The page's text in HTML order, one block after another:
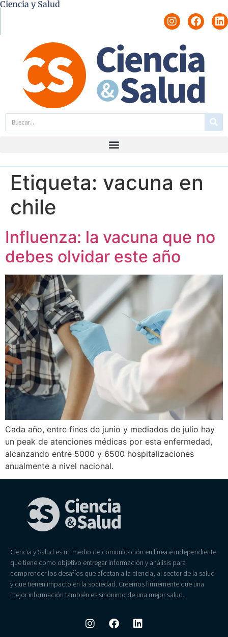
Ciencia y Salud
Etiqueta: vacuna en
chile
Influenza: la vacuna que no
debes olvidar este año
Cada año, entre fines de junio y mediados de julio hay
un peak de atenciones médicas por esta enfermedad,
alcanzando entre 5000 y 6500 hospitalizaciones
anualmente a nivel nacional.
Ciencia y Salud es un medio de comunicación en línea e independiente
que tiene como objetivo entregar información y análisis para
comprender los desafíos que afectan a la ciencia, al sector de la salud
y que tienen impacto en la sociedad. Creemos firmemente que una
mejor información también es sinónimo de una mejor salud.